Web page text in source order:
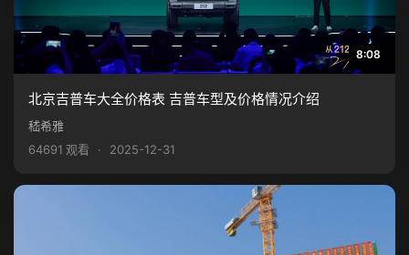
8:08
北京吉普车大全价格表 吉普车型及价格情况介绍
嵇希雅
64691 观看
· 2025-12-31